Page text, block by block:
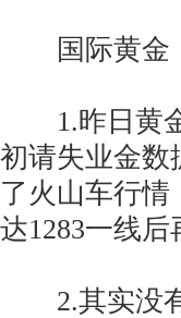
国际黄金，
1.昨日黄金
初请失业金数
了火山车行情
达1283一线
2.其实没有